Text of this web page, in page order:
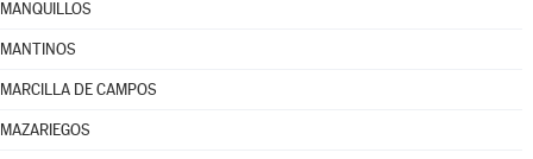
MANQUILLOS
MANTINOS
MARCILLA DE CAMPOS
MAZARIEGOS